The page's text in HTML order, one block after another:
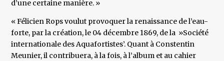
d’une certaine manière. »
« Félicien Rops voulut provoquer la renaissance de l’eau-
forte, par la création, le 04 décembre 1869, de la »Société
internationale des Aquafortistes’. Quant à Constentin
Meunier, il contribuera, à la fois, à l’album et au cahier